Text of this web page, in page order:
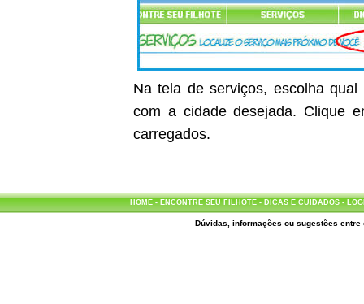
Na tela de serviços, escolha
com a cidade desejada. Clique
carregados.
HOME- ENCONTRE SEU FILHOTE- DICAS E CUIDADOS-
Dúvidas, informações ou sugestões